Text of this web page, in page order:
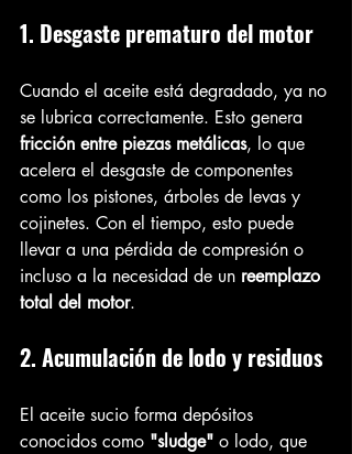
1. Desgaste prematuro del motor
Cuando el aceite está degradado, ya no
se lubrica correctamente. Esto genera
fricción entre piezas metálicas, lo que
acelera el desgaste de componentes
como los pistones, árboles de levas y
cojinetes. Con el tiempo, esto puede
llevar a una pérdida de compresión o
incluso a la necesidad de un reemplazo
total del motor.
2. Acumulación de lodo y residuos
El aceite sucio forma depósitos
conocidos como "sludge" o lodo, que